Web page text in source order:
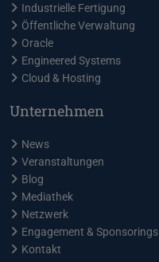
Industrielle Fertigung
Öffentliche Verwaltung
Oracle
Engineered Systems
Cloud & Hosting
Unternehmen
News
Veranstaltungen
Blog
Mediathek
Netzwerk
Engagement & Sponsorings
Kontakt